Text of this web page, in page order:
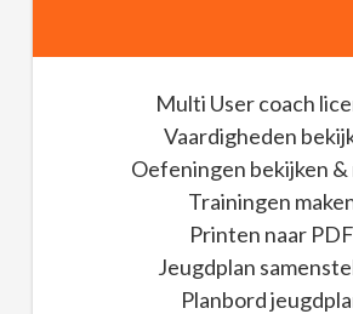
Multi User coach
Vaardigheden
Oefeningen bekijken &
Trainingen
Printen naar PDF
Jeugdplan
Planbord